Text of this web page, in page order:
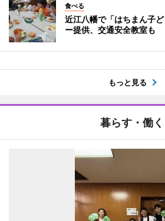
食べる
近江八幡で「はちまん子
ー提供、交通安全教室も
もっと見る
暮らす・働く